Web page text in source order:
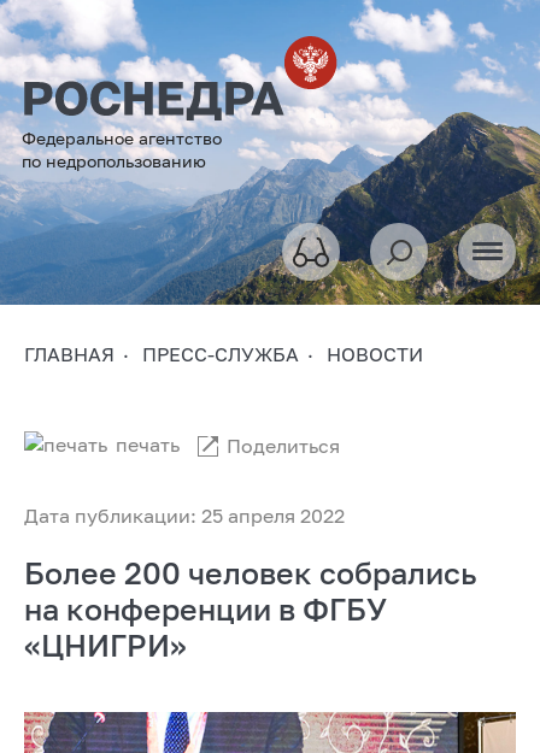
Федеральное агентство
по недропользованию
ГЛАВНАЯ ПРЕСС-СЛУЖБА НОВОСТИ
Дата публикации: 25 апреля 2022
печать Поделиться
Более 200 человек собрались
на конференции в ФГБУ
«ЦНИГРИ»